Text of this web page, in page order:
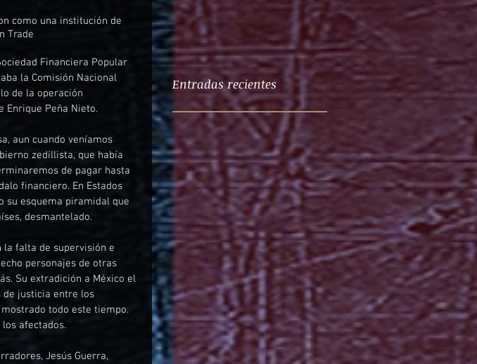
como una institución de
Trade
Financiera Popular
la Comisión Nacional
de la operación
Enrique Peña Nieto.
aun cuando veníamos
zedillista, que había
de pagar hasta
financiero. En Estados
su esquema piramidal que
desmantelado.
la falta de supervisión e
personajes de otras
Su extradición a México el
de justicia entre los
todo este tiempo.
afectados.
Jesús Guerra,
Entradas recientes